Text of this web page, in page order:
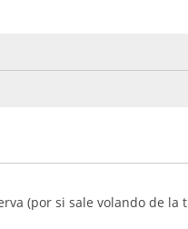
(por si sale volando de la